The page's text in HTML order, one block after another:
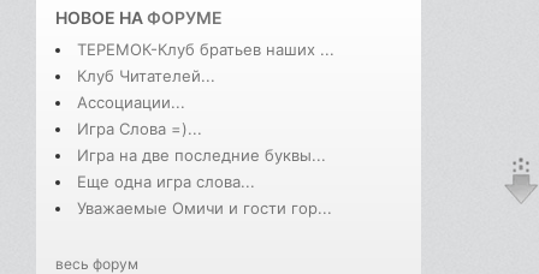
НОВОЕ НАФОРУМЕ
ТЕРЕМОК-Клуб братьев наших ...
Клуб Читателей...
Ассоциации...
Игра Слова =)...
Игра на две последние буквы...
Еще одна игра слова...
Уважаемые Омичи и гости гор...
весь форум